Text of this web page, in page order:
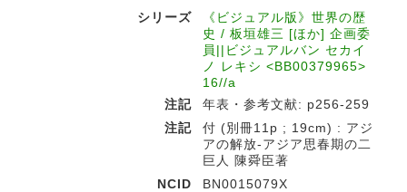
シリーズ
《ビジュアル版》世界の歴
史 / 板垣雄三 [ほか] 企画委
員||ビジュアルバン セカイ
ノ レキシ <BB00379965>
16//a
注記
年表・参考文献: p256-259
注記
付 (別冊11p ; 19cm) : アジ
アの解放-アジア思春期の二
巨人 陳舜臣著
NCID
BN0015079X